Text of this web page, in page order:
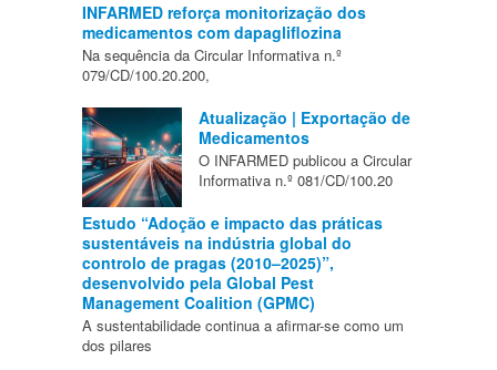
INFARMED reforça monitorização dos
medicamentos com dapagliflozina
Na sequência da Circular Informativa n.º
079/CD/100.20.200,
Atualização | Exportação de
Medicamentos
O INFARMED publicou a Circular
Informativa n.º 081/CD/100.20
Estudo “Adoção e impacto das práticas
sustentáveis na indústria global do
controlo de pragas (2010–2025)”,
desenvolvido pela Global Pest
Management Coalition (GPMC)
A sustentabilidade continua a afirmar-se como um
dos pilares